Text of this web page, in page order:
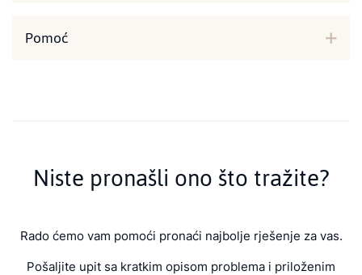
Pomoć
Niste pronašli ono što tražite?
Rado ćemo vam pomoći pronaći najbolje rješenje za vas.
Pošaljite upit sa kratkim opisom problema i priloženim